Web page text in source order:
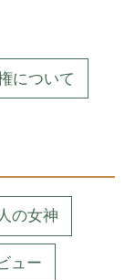
について
の女神
ュー